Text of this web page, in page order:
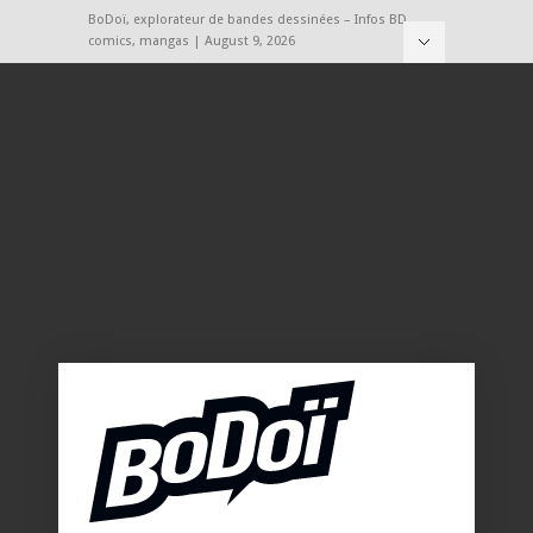
BoDoï, explorateur de bandes dessinées – Infos BD,
comics, mangas | August 9, 2026